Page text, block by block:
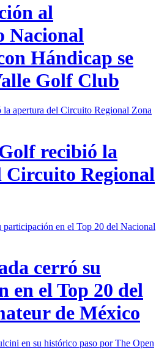
al
Nacional
Hándicap se
Golf Club
recibió la
Circuito Regional
cerró su
en el Top 20 del
de México